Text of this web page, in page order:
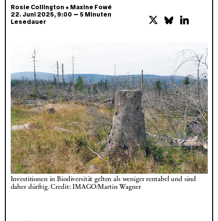
Rosie Collington + Maxine Fowé
22. Juni 2025, 9:00 – 5 Minuten
Lesedauer
Investitionen in Biodiversität gelten als weniger rentabel und sind
daher dürftig. Credit: IMAGO/Martin Wagner